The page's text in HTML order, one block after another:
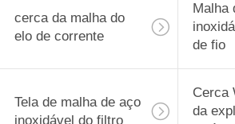
cerca da malha do
elo de corrente
Malha
de fio
Tela de malha de aço
inoxidável do filtro
Cerca
da